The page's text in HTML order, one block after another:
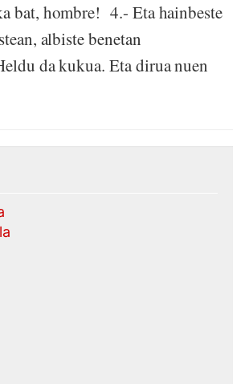
bat, hombre! 4.- Eta hainbeste
albiste benetan
da kukua. Eta dirua nuen